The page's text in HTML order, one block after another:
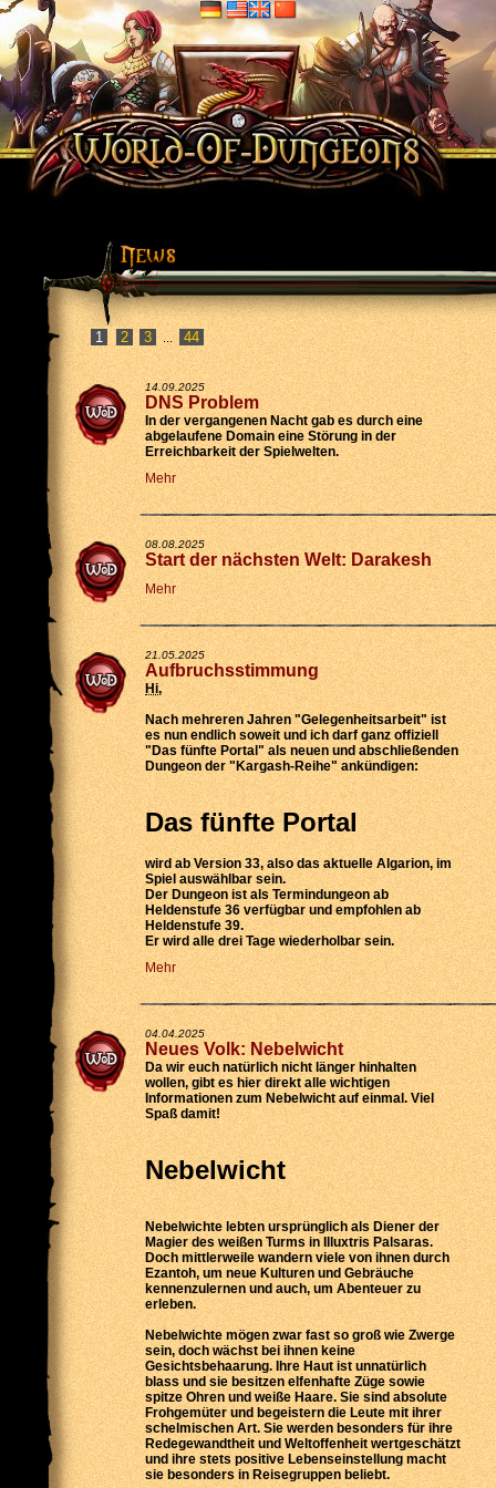
2 3 ... 44
14.09.2025
DNS Problem
In der vergangenen Nacht gab es durch eine
abgelaufene Domain eine Störung in der
Erreichbarkeit der Spielwelten.
Mehr
08.08.2025
Start der nächsten Welt: Darakesh
Mehr
21.05.2025
Aufbruchsstimmung
Hi,
Nach mehreren Jahren "Gelegenheitsarbeit" ist
es nun endlich soweit und ich darf ganz offiziell
"Das fünfte Portal" als neuen und abschließenden
Dungeon der "Kargash-Reihe" ankündigen:
Das fünfte Portal
wirdab Version 33, also das aktuelle Algarion, im
Spiel auswählbar sein.
Der Dungeon ist alsTermindungeon ab
Heldenstufe 36 verfügbar und empfohlen ab
Heldenstufe 39.
Er wirdalle drei Tage wiederholbarsein.
Mehr
04.04.2025
Neues Volk: Nebelwicht
Da wir euch natürlich nicht länger hinhalten
wollen, gibt es hier direkt alle wichtigen
Informationen zum Nebelwicht auf einmal. Viel
Spaß damit!
Nebelwicht
Nebelwichte lebten ursprünglich als Diener der
Magier des weißen Turms in Illuxtris Palsaras.
Doch mittlerweile wandern viele von ihnen durch
Ezantoh, um neue Kulturen und Gebräuche
kennenzulernen und auch, um Abenteuer zu
erleben.
Nebelwichte mögen zwar fast so groß wie Zwerge
sein, doch wächst bei ihnen keine
Gesichtsbehaarung. Ihre Haut ist unnatürlich
blass und sie besitzen elfenhafte Züge sowie
spitze Ohren und weiße Haare. Sie sind absolute
Frohgemüter und begeistern die Leute mit ihrer
schelmischen Art. Sie werden besonders für ihre
Redegewandtheit und Weltoffenheit wertgeschätzt
und ihre stets positive Lebenseinstellung macht
sie besonders in Reisegruppen beliebt.